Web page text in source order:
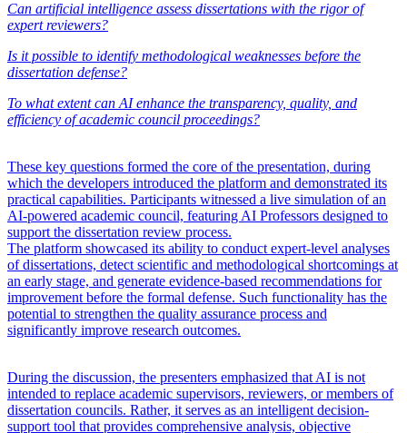
Can artificial intelligence assess dissertations with the rigor of
expert reviewers?
Is it possible to identify methodological weaknesses before the
dissertation defense?
To what extent can AI enhance the transparency, quality, and
efficiency of academic council proceedings?
These key questions formed the core of the presentation, during
which the developers introduced the platform and demonstrated its
practical capabilities. Participants witnessed a live simulation of an
AI-powered academic council, featuring AI Professors designed to
support the dissertation review process.
The platform showcased its ability to conduct expert-level analyses
of dissertations, detect scientific and methodological shortcomings at
an early stage, and generate evidence-based recommendations for
improvement before the formal defense. Such functionality has the
potential to strengthen the quality assurance process and
significantly improve research outcomes.
During the discussion, the presenters emphasized that AI is not
intended to replace academic supervisors, reviewers, or members of
dissertation councils. Rather, it serves as an intelligent decision-
support tool that provides comprehensive analysis, objective